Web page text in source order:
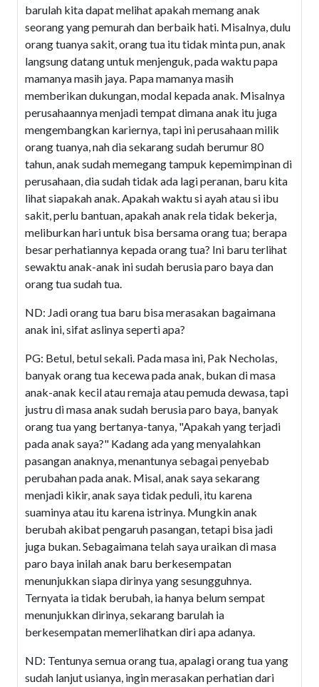
barulah kita dapat melihat apakah memang anak
seorang yang pemurah dan berbaik hati. Misalnya, dulu
orang tuanya sakit, orang tua itu tidak minta pun, anak
langsung datang untuk menjenguk, pada waktu papa
mamanya masih jaya. Papa mamanya masih
memberikan dukungan, modal kepada anak. Misalnya
perusahaannya menjadi tempat dimana anak itu juga
mengembangkan kariernya, tapi ini perusahaan milik
orang tuanya, nah dia sekarang sudah berumur 80
tahun, anak sudah memegang tampuk kepemimpinan di
perusahaan, dia sudah tidak ada lagi peranan, baru kita
lihat siapakah anak. Apakah waktu si ayah atau si ibu
sakit, perlu bantuan, apakah anak rela tidak bekerja,
meliburkan hari untuk bisa bersama orang tua; berapa
besar perhatiannya kepada orang tua? Ini baru terlihat
sewaktu anak-anak ini sudah berusia paro baya dan
orang tua sudah tua.
ND: Jadi orang tua baru bisa merasakan bagaimana
anak ini, sifat aslinya seperti apa?
PG: Betul, betul sekali. Pada masa ini, Pak Necholas,
banyak orang tua kecewa pada anak, bukan di masa
anak-anak kecil atau remaja atau pemuda dewasa, tapi
justru di masa anak sudah berusia paro baya, banyak
orang tua yang bertanya-tanya, "Apakah yang terjadi
pada anak saya?" Kadang ada yang menyalahkan
pasangan anaknya, menantunya sebagai penyebab
perubahan pada anak. Misal, anak saya sekarang
menjadi kikir, anak saya tidak peduli, itu karena
suaminya atau itu karena istrinya. Mungkin anak
berubah akibat pengaruh pasangan, tetapi bisa jadi
juga bukan. Sebagaimana telah saya uraikan di masa
paro baya inilah anak baru berkesempatan
menunjukkan siapa dirinya yang sesungguhnya.
Ternyata ia tidak berubah, ia hanya belum sempat
menunjukkan dirinya, sekarang barulah ia
berkesempatan memerlihatkan diri apa adanya.
ND: Tentunya semua orang tua, apalagi orang tua yang
sudah lanjut usianya, ingin merasakan perhatian dari